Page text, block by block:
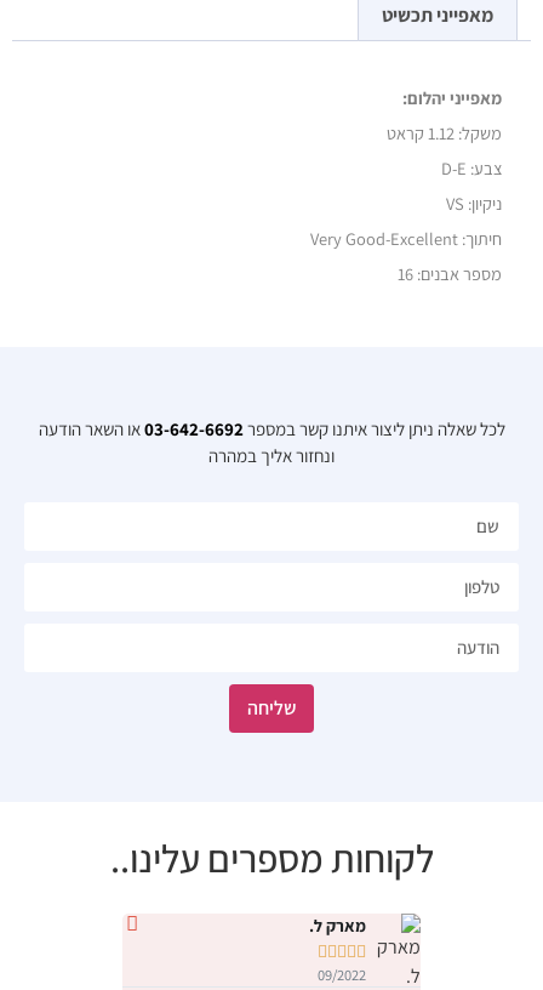
מאפייני תכשיט
מאפייני יהלום:
משקל: 1.12 קראט
צבע: D-E
ניקיון: VS
חיתוך: Very Good-Excellent
מספר אבנים: 16
לכל שאלה ניתן ליצור איתנו קשר במספר03-642-6692או השאר הודעה
ונחזור אליך במהרה​
שליחה
לקוחות מספרים עלינו..
מארק ל.





09/2022